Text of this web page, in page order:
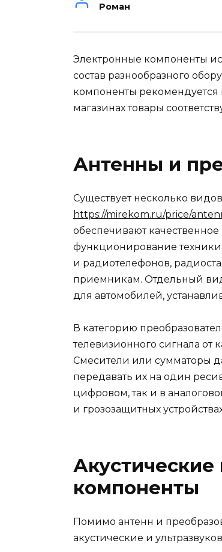
Роман
Электронные компоненты
состав разнообразного
компоненты рекомендуется
магазинах товары
Антенны и
Существует несколько
https://mirekom.ru/price/
обеспечивают
функционирование
и радиотелефонов,
приемникам. Отдельный
для автомобилей,
В категорию
телевизионного сигнала от
Смесители или сумматоры
передавать их на один
цифровом, так и в
и грозозащитных
Акустические
компоненты
Помимо антенн и
акустические и